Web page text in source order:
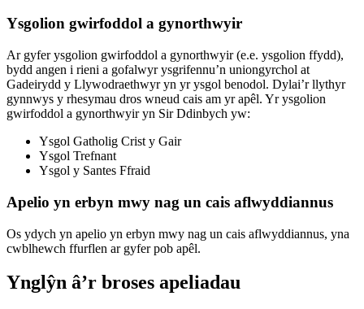
Ysgolion gwirfoddol a gynorthwyir
Ar gyfer ysgolion gwirfoddol a gynorthwyir (e.e. ysgolion ffydd),
bydd angen i rieni a gofalwyr ysgrifennu’n uniongyrchol at
Gadeirydd y Llywodraethwyr yn yr ysgol benodol. Dylai’r llythyr
gynnwys y rhesymau dros wneud cais am yr apêl. Yr ysgolion
gwirfoddol a gynorthwyir yn Sir Ddinbych yw:
Ysgol Gatholig Crist y Gair
Ysgol Trefnant
Ysgol y Santes Ffraid
Apelio yn erbyn mwy nag un cais aflwyddiannus
Os ydych yn apelio yn erbyn mwy nag un cais aflwyddiannus, yna
cwblhewch ffurflen ar gyfer pob apêl.
Ynglŷn â’r broses apeliadau